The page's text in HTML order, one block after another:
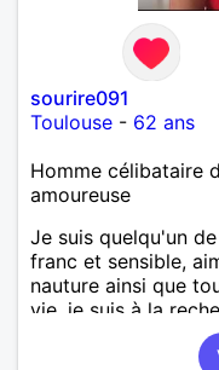
sourire091
Toulouse - 62 ans
Homme célibataire
amoureuse
Je suis quelqu'un
franc et sensible,
nauture ainsi que
vie, je suis à la
sérieuse et durable